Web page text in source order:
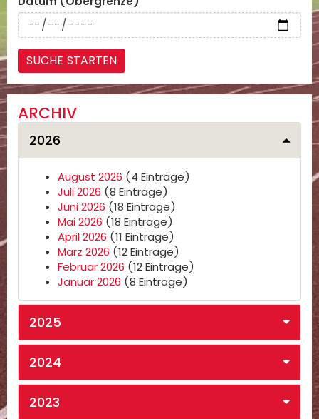
ARCHIV
2026
August 2026 (4 Einträge)
Juli 2026 (8 Einträge)
Juni 2026 (18 Einträge)
Mai 2026 (18 Einträge)
April 2026 (11 Einträge)
März 2026 (12 Einträge)
Februar 2026 (12 Einträge)
Januar 2026 (8 Einträge)
2025
2024
2023